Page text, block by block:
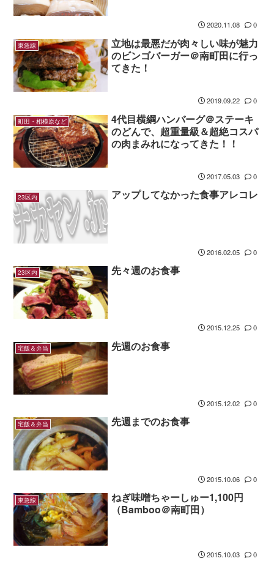
2020.11.08 0
東急線
立地は最悪だが肉々しい味が魅力
のビンゴバーガー＠南町田に行っ
てきた！
2019.09.22 0
町田・相模原など
4代目横綱ハンバーグ＠ステーキ
のどんで、超重量級＆超絶コスパ
の肉まみれになってきた！！
2017.05.03 0
23区内 アップしてなかった食事アレコレ
2016.02.05 0
23区内 先々週のお食事
2015.12.25 0
宅飯＆弁当 先週のお食事
2015.12.02 0
宅飯＆弁当 先週までのお食事
2015.10.06 0
東急線
ねぎ味噌ちゃーしゅー1,100円
（Bamboo＠南町田）
2015.10.03 0